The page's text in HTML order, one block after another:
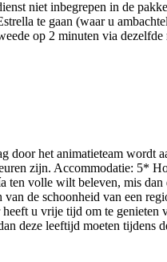
niet inbegrepen in de
te gaan (waar u
op 2 minuten via dezelfde
het animatieteam wordt
zijn. Accommodatie: 5*
volle wilt beleven, mis
de schoonheid van een
u vrije tijd om te
deze leeftijd moeten tijdens